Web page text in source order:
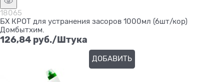
18065
БХ КРОТ для устранения засоров 1000мл (6шт/кор)
Домбытхим.
126,84 руб./Штука
ДОБАВИТЬ